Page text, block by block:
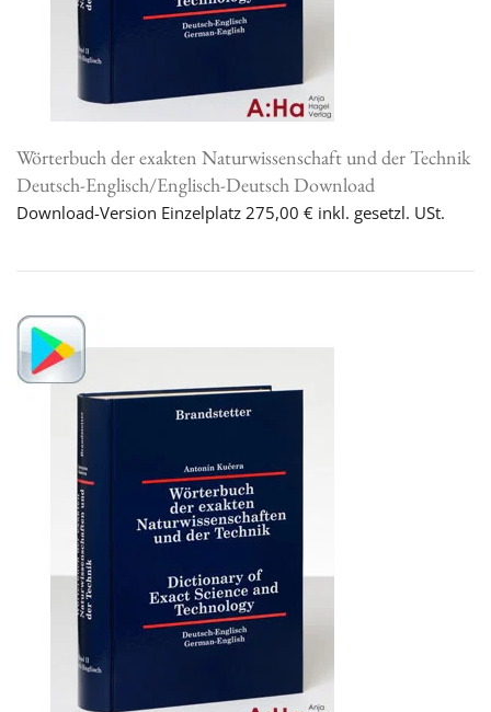
Wörterbuch der exakten Naturwissenschaft und der Technik
Deutsch-Englisch/Englisch-Deutsch Download
Download-Version Einzelplatz 275,00 € inkl. gesetzl. USt.